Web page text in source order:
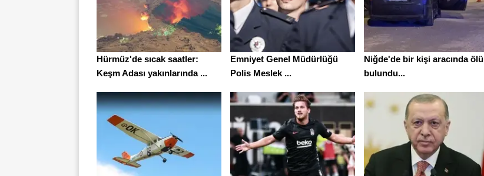
Hürmüz'de sıcak saatler:
Keşm Adası yakınlarında ...
Emniyet Genel Müdürlüğü
Polis Meslek ...
Niğde'de bir kişi aracında ölü
bulundu...